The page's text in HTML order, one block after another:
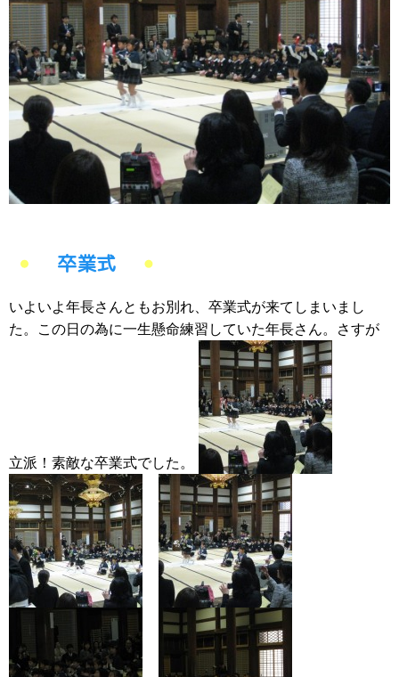
卒業式
いよいよ年長さんともお別れ、卒業式が来てしまいまし
た。この日の為に一生懸命練習していた年長さん。さすが
立派！素敵な卒業式でした。